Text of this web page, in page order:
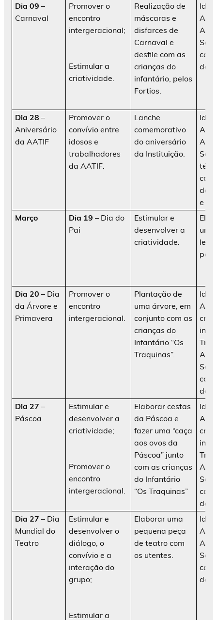
Dia 09 –
Carnaval
Promover o
encontro
intergeracional;
Estimular a
criatividade.
Realização de
máscaras e
disfarces de
Carnaval e
desfile com as
crianças do
infantário, pelos
Fortios.
da
Dia 28 –
Aniversário
da AATIF
Promover o
convívio entre
idosos e
trabalhadores
da AATIF.
Lanche
comemorativo
do aniversário
da Instituição.
da
e
Março
Dia 19– Dia do
Pai
Estimular e
desenvolver a
criatividade.
uma
pais.
Dia 20 – Dia
da Árvore e
Primavera
Promover o
encontro
intergeracional.
Plantação de
uma árvore, em
conjunto com as
crianças do
Infantário “Os
Traquinas”.
da
Dia 27 –
Páscoa
Estimular e
desenvolver a
criatividade;
Promover o
encontro
intergeracional.
Elaborar cestas
da Páscoa e
fazer uma “caça
aos ovos da
Páscoa” junto
com as crianças
do Infantário
“Os Traquinas”
da
Dia 27 – Dia
Mundial do
Teatro
Estimular e
desenvolver o
diálogo, o
convívio e a
interação do
grupo;
Estimular a
Elaborar uma
pequena peça
de teatro com
os utentes.
da